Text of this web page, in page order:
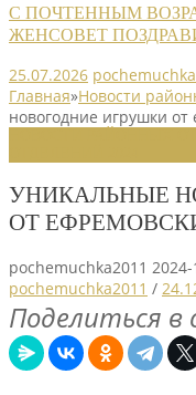
С ПОЧТЕННЫМ
ЖЕНСОВЕТ
25.07.2026
Главная»Новости
новогодние игрушки
УНИКАЛЬНЫЕ
ОТ
pochemuchka2011
pochemuchka2011 /
Поделиться в